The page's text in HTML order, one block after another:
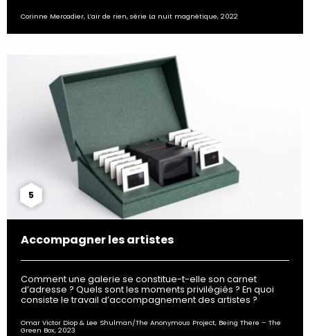
Corinne Mercadier, L’air de rien, série La nuit magnétique, 2022
5
Accompagner les artistes
Comment une galerie se constitue-t-elle son carnet
d’adresse ? Quels sont les moments privilégiés ? En quoi
consiste le travail d’accompagnement des artistes ?
Omar Victor Diop & Lee Shulman/The Anonymous Project, Being There – The
Green Box, 2023